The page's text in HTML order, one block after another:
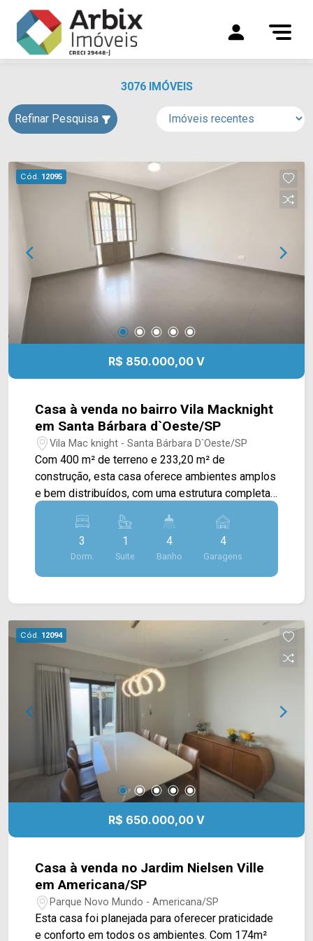
3076 IMÓVEIS
Refinar Pesquisa
Cód. 12095
R$ 850.000,00 V
Casa à venda no bairro Vila Macknight
em Santa Bárbara d`Oeste/SP
Vila Mac knight - Santa Bárbara D`Oeste/SP
Com 400 m² de terreno e 233,20 m² de
construção, esta casa oferece ambientes amplos
e bem distribuídos, com uma estrutura completa
para quem busca conforto e praticidade em uma
região residencial de Santa Bárbara d`Oeste. A
área social conta com três salas amplas, cozinha
planejada com armários e despensa, além de
escritório planejado e closet. Na área externa, o
para receber e aproveitar os momentos de lazer.
A casa também conta com ar-condicionado,
armários planejados, portão eletrônico e sistema
de alarme, reunindo funcionalidade e comodidade
no dia a dia. 03 dormitórios, sendo 01 suíte; 04
banheiros; 04 vagas de garagem, sendo 02
cobertas. *Aceita financiamento. Localizada no
bairro Vila Macknight, em Santa Bárbara d`Oeste,
com fácil acesso às principais vias da cidade e
próxima a comércios e serviços da região. Entre
em contato com a equipe da Arbix Imóveis e
agende sua visita. WhatsApp e telefone: (19)
3
Dorm.
1
Suite
4
Banho
4
Garagens
Cód. 12094
R$ 650.000,00 V
Casa à venda no Jardim Nielsen Ville
em Americana/SP
Parque Novo Mundo - Americana/SP
Esta casa foi planejada para oferecer praticidade
e conforto em todos os ambientes. Com 174m²